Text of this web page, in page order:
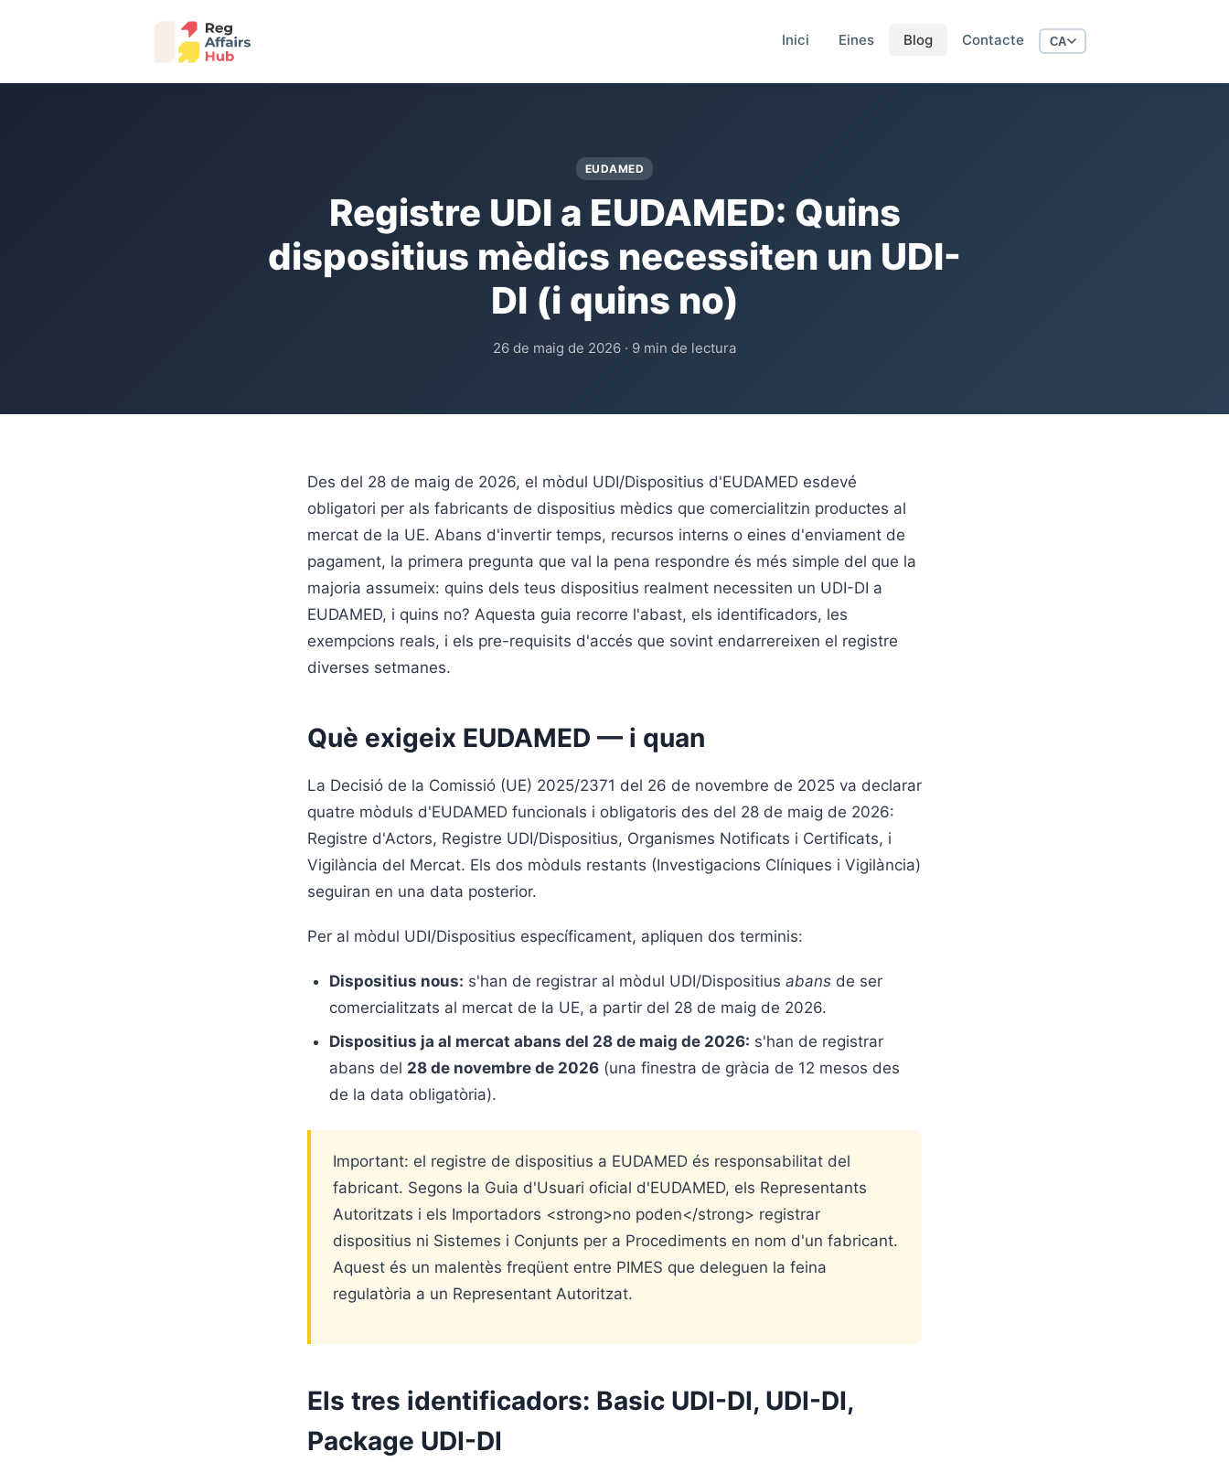
Inici Eines Blog Contacte CA
EUDAMED
Registre UDI a EUDAMED: Quins
dispositius mèdics necessiten un UDI-
DI (i quins no)
26 de maig de 2026 · 9 min de lectura
Des del 28 de maig de 2026, el mòdul UDI/Dispositius d'EUDAMED esdevé
obligatori per als fabricants de dispositius mèdics que comercialitzin productes al
mercat de la UE. Abans d'invertir temps, recursos interns o eines d'enviament de
pagament, la primera pregunta que val la pena respondre és més simple del que la
majoria assumeix: quins dels teus dispositius realment necessiten un UDI-DI a
EUDAMED, i quins no? Aquesta guia recorre l'abast, els identificadors, les
exempcions reals, i els pre-requisits d'accés que sovint endarrereixen el registre
diverses setmanes.
Què exigeix EUDAMED — i quan
La Decisió de la Comissió (UE) 2025/2371 del 26 de novembre de 2025 va declarar
quatre mòduls d'EUDAMED funcionals i obligatoris des del 28 de maig de 2026:
Registre d'Actors, Registre UDI/Dispositius, Organismes Notificats i Certificats, i
Vigilància del Mercat. Els dos mòduls restants (Investigacions Clíniques i Vigilància)
seguiran en una data posterior.
Per al mòdul UDI/Dispositius específicament, apliquen dos terminis:
Dispositius nous: s'han de registrar al mòdul UDI/Dispositius abans de ser
comercialitzats al mercat de la UE, a partir del 28 de maig de 2026.
Dispositius ja al mercat abans del 28 de maig de 2026: s'han de registrar
abans del 28 de novembre de 2026 (una finestra de gràcia de 12 mesos des
de la data obligatòria).
Important: el registre de dispositius a EUDAMED és responsabilitat del
fabricant. Segons la Guia d'Usuari oficial d'EUDAMED, els Representants
Autoritzats i els Importadors <strong>no poden</strong> registrar
dispositius ni Sistemes i Conjunts per a Procediments en nom d'un fabricant.
Aquest és un malentès freqüent entre PIMES que deleguen la feina
regulatòria a un Representant Autoritzat.
Els tres identificadors: Basic UDI-DI, UDI-DI,
Package UDI-DI